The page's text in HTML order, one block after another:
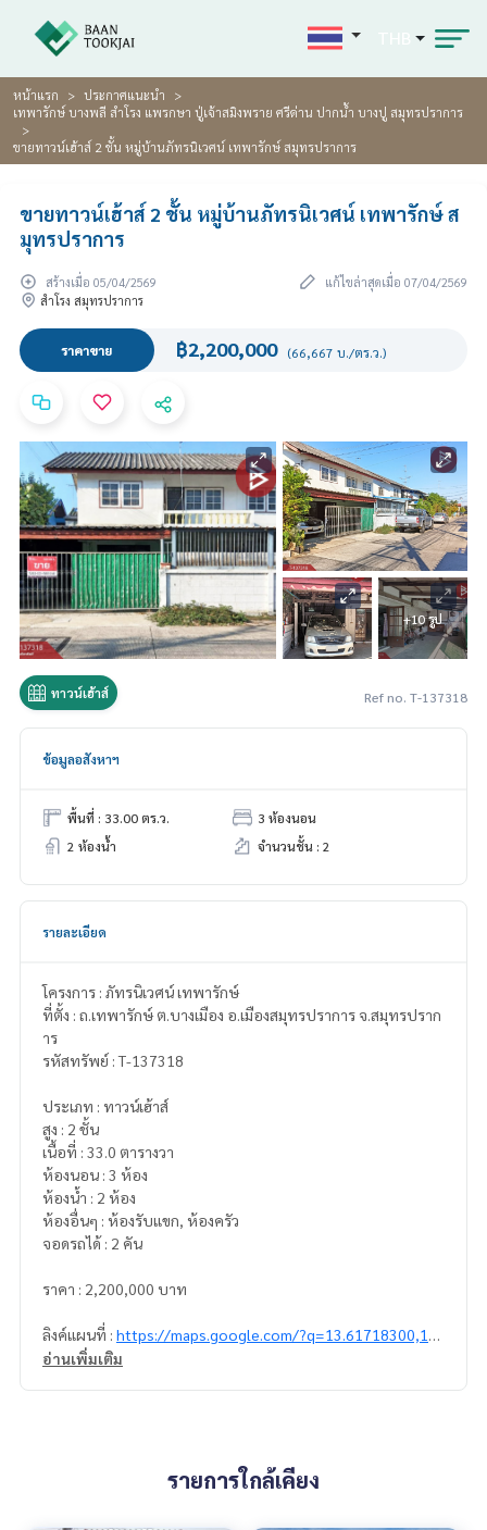
หน้าแรก
ประกาศแนะนำ
เทพารักษ์ บางพลี สำโรง แพรกษา ปู่เจ้าสมิงพราย ศรีด่าน ปากน้ำ บางปู สมุทรปราการ
ขายทาวน์เฮ้าส์ 2 ชั้น หมู่บ้านภัทรนิเวศน์ เทพารักษ์ สมุทรปราการ
ขายทาวน์เฮ้าส์ 2 ชั้น หมู่บ้านภัทรนิเวศน์ เทพารักษ์ ส
มุทรปราการ
สร้างเมื่อ 05/04/2569
แก้ไขล่าสุดเมื่อ 07/04/2569
สำโรง สมุทรปราการ
ราคาขาย ฿2,200,000 (66,667 บ./ตร.ว.)
+10 รูป
ทาวน์เฮ้าส์ Ref no. T-137318
ข้อมูลอสังหาฯ
พื้นที่ : 33.00 ตร.ว.
3 ห้องนอน
2 ห้องน้ำ
จำนวนชั้น : 2
รายละเอียด
โครงการ : ภัทรนิเวศน์ เทพารักษ์
ที่ตั้ง : ถ.เทพารักษ์ ต.บางเมือง อ.เมืองสมุทรปราการ จ.สมุทรปราก
าร
รหัสทรัพย์ : T-137318
ประเภท : ทาวน์เฮ้าส์
สูง : 2 ชั้น
เนื้อที่ : 33.0 ตารางวา
ห้องนอน : 3 ห้อง
ห้องน้ำ : 2 ห้อง
ห้องอื่นๆ : ห้องรับแขก, ห้องครัว
จอดรถได้ : 2 คัน
ราคา : 2,200,000 บาท
ลิงค์แผนที่ : https://maps.google.com/?q=13.61718300,10
0.62831100
อ่านเพิ่มเติม
รายการใกล้เคียง